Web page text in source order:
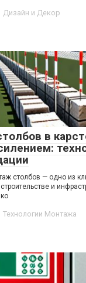
Дизайн и Декор
в
столбов — одно из
и
Технологии Монтажа